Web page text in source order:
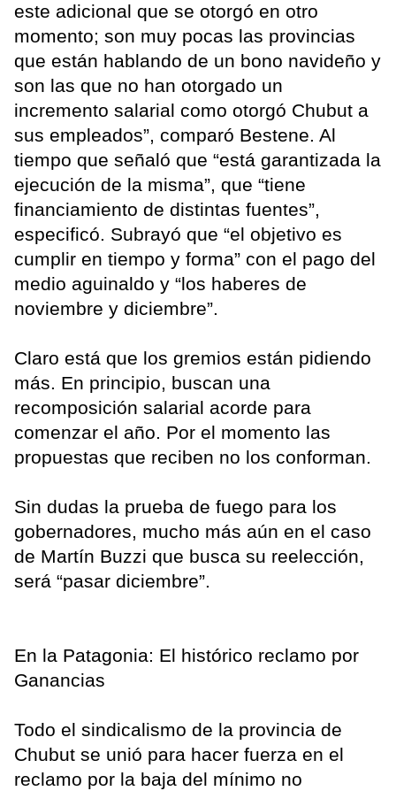
este adicional que se otorgó en otro
momento; son muy pocas las provincias
que están hablando de un bono navideño y
son las que no han otorgado un
incremento salarial como otorgó Chubut a
sus empleados”, comparó Bestene. Al
tiempo que señaló que “está garantizada la
ejecución de la misma”, que “tiene
financiamiento de distintas fuentes”,
especificó. Subrayó que “el objetivo es
cumplir en tiempo y forma” con el pago del
medio aguinaldo y “los haberes de
noviembre y diciembre”.
Claro está que los gremios están pidiendo
más. En principio, buscan una
recomposición salarial acorde para
comenzar el año. Por el momento las
propuestas que reciben no los conforman.
Sin dudas la prueba de fuego para los
gobernadores, mucho más aún en el caso
de Martín Buzzi que busca su reelección,
será “pasar diciembre”.
En la Patagonia: El histórico reclamo por
Ganancias
Todo el sindicalismo de la provincia de
Chubut se unió para hacer fuerza en el
reclamo por la baja del mínimo no